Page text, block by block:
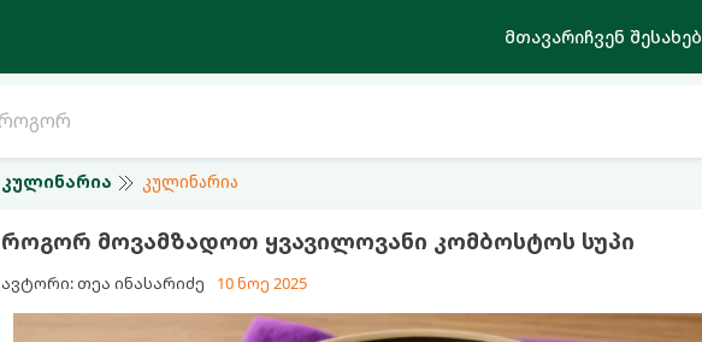
მთავარიჩვენ შესახებ
კულინარია კულინარია
როგორ მოვამზადოთ ყვავილოვანი კომბოსტოს სუპი
ავტორი: თეა ინასარიძე 10 ნოე 2025